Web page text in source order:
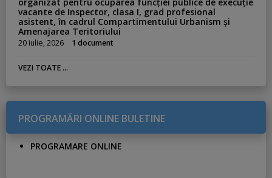
organizat pentru ocuparea funcției publice de execuție
vacante de Inspector, clasa I, grad profesional
asistent, în cadrul Compartimentului Urbanism și
Amenajarea Teritoriului
20 iulie, 2026 1 document
VEZI TOATE ...
PROGRAMĂRI ONLINE BULETINE
PROGRAMARE ONLINE